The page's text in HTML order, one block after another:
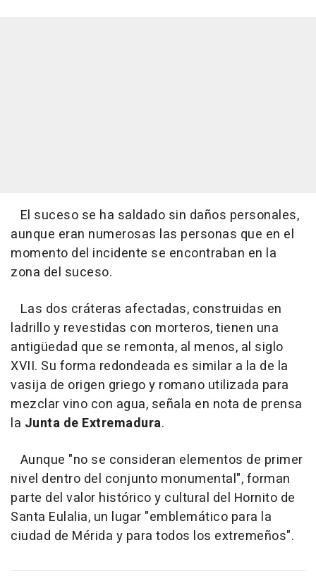
El suceso se ha saldado sin daños personales,
aunque eran numerosas las personas que en el
momento del incidente se encontraban en la
zona del suceso.
Las dos cráteras afectadas, construidas en
ladrillo y revestidas con morteros, tienen una
antigüedad que se remonta, al menos, al siglo
XVII. Su forma redondeada es similar a la de la
vasija de origen griego y romano utilizada para
mezclar vino con agua, señala en nota de prensa
la Junta de Extremadura.
Aunque "no se consideran elementos de primer
nivel dentro del conjunto monumental", forman
parte del valor histórico y cultural del Hornito de
Santa Eulalia, un lugar "emblemático para la
ciudad de Mérida y para todos los extremeños".